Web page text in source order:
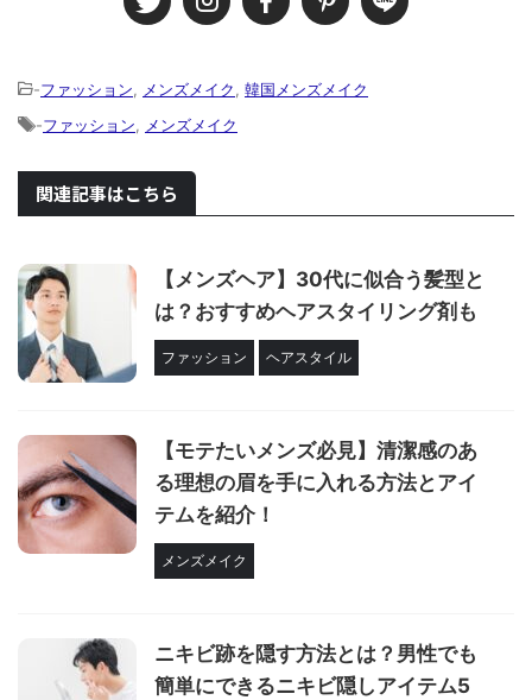
-ファッション, メンズメイク, 韓国メンズメイク
-ファッション, メンズメイク
関連記事はこちら
【メンズヘア】30代に似合う髪型と
は？おすすめヘアスタイリング剤も
ファッション ヘアスタイル
【モテたいメンズ必見】清潔感のあ
る理想の眉を手に入れる方法とアイ
テムを紹介！
メンズメイク
ニキビ跡を隠す方法とは？男性でも
簡単にできるニキビ隠しアイテム5